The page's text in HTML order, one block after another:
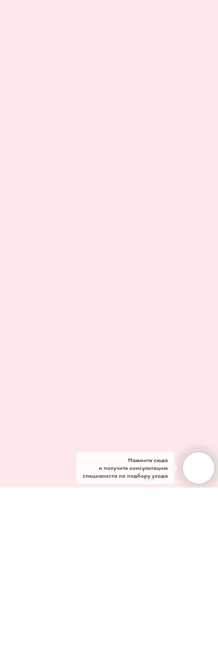
Нажмите сюда
и получите консультацию
специалиста по подбору ухода